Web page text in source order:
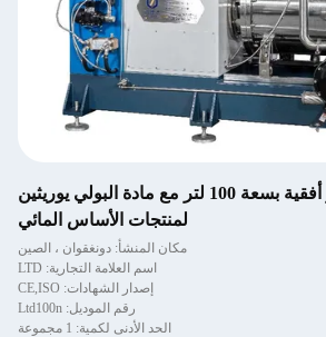
مطحنة خرز نانو أفقية بسعة 100 لتر مع مادة البولي يوريثين
لمنتجات الأساس المائي
مكان المنشأ: دونغقوان ، الصين
اسم العلامة التجارية: LTD
إصدار الشهادات: CE,ISO
رقم الموديل: Ltd100n
الحد الأدنى لكمية: 1 مجموعة